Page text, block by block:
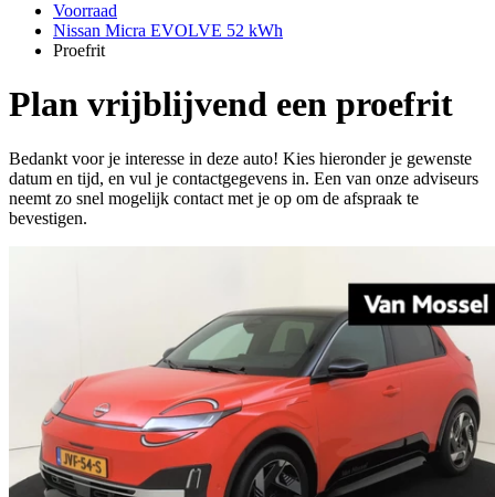
Voorraad
Nissan Micra EVOLVE 52 kWh
Proefrit
Plan vrijblijvend een proefrit
Bedankt voor je interesse in deze auto! Kies hieronder je gewenste
datum en tijd, en vul je contactgegevens in. Een van onze adviseurs
neemt zo snel mogelijk contact met je op om de afspraak te
bevestigen.